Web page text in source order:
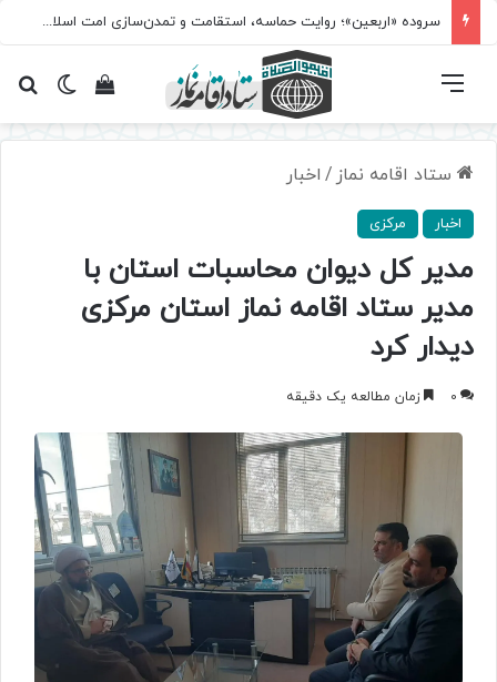
سروده‌ «اربعین»؛ روایت حماسه، استقامت و تمدن‌سازی امت اسلامی
تغییرمشاهده فهرست
ستاد اقامه نماز / اخبار
اخبار مرکزی
مدیر کل دیوان محاسبات استان با
مدیر ستاد اقامه نماز استان مرکزی
دیدار کرد
0 زمان مطالعه یک دقیقه